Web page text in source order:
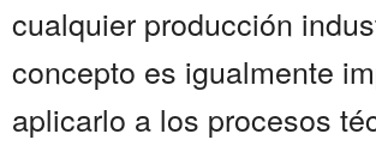
cualquier producción
concepto es igualmente
aplicarlo a los procesos